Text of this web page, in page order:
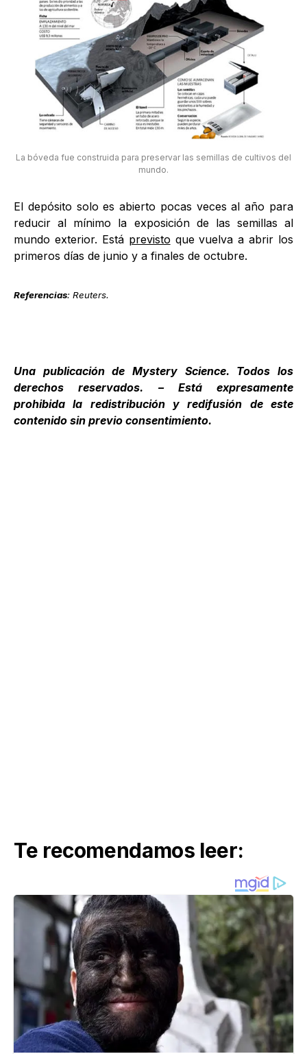
La bóveda fue construida para preservar las semillas de cultivos del
mundo.
El depósito solo es abierto pocas veces al año para
reducir al mínimo la exposición de las semillas al
mundo exterior. Está previsto que vuelva a abrir los
primeros días de junio y a finales de octubre.
Referencias: Reuters.
Una publicación de Mystery Science. Todos los
derechos reservados. – Está expresamente
prohibida la redistribución y redifusión de este
contenido sin previo consentimiento.
Te recomendamos leer: